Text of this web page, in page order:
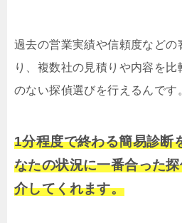
過去の営業実績や信頼度などの
り、複数社の見積りや内容を
のない探偵選びを行えるんです
1分程度で終わる簡易診断
なたの状況に一番合った
介してくれます。